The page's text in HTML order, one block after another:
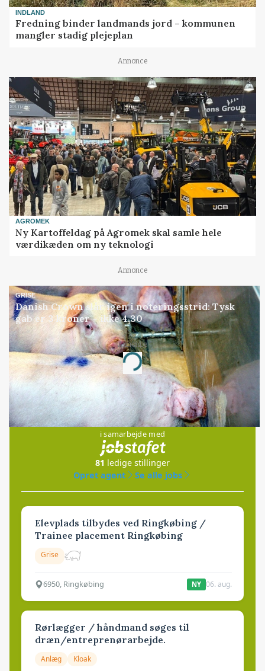
INDLAND
Fredning binder landmands jord – kommunen
mangler stadig plejeplan
Annonce
AGROMEK
Ny Kartoffeldag på Agromek skal samle hele
værdikæden om ny teknologi
Annonce
GRISE
Danish Crown slår igen i noteringsstrid: Tysk
gab er 3 kroner – ikke 4,30
Annonce
Loading...
Jobs
i samarbejde med
81 ledige stillinger
Opret agent
Se alle jobs
Elevplads tilbydes ved Ringkøbing /
Trainee placement Ringkøbing
Grise
6950, Ringkøbing NY 06. aug.
Rørlægger / håndmand søges til
dræn/entreprenørarbejde.
Anlæg Kloak